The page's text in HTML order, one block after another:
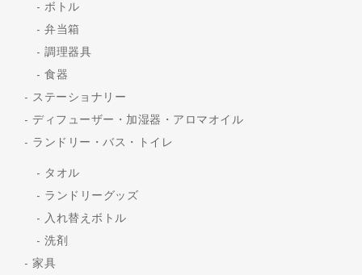
ボトル
弁当箱
調理器具
食器
ステーショナリー
ディフューザー・加湿器・アロマオイル
ランドリー・バス・トイレ
タオル
ランドリーグッズ
入れ替えボトル
洗剤
家具